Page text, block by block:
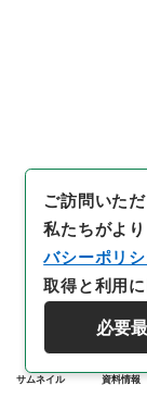
サムネイル 資料情報
ご訪問いた
私たちがよ
バシーポリ
取得と利用
必要